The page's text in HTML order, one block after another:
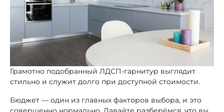
Грамотно подобранный ЛДСП-гарнитур выглядит
стильно и служит долго при доступной стоимости.
Бюджет — один из главных факторов выбора, и это